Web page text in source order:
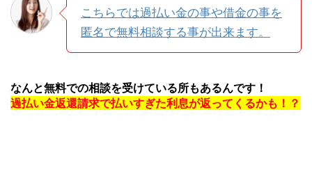
こちらでは過払い金の事や借金の事を
匿名で無料相談する事が出来ます。
なんと無料での相談を受けている所もあるんです！
過払い金返還請求で払いすぎた利息が返ってくるかも！？